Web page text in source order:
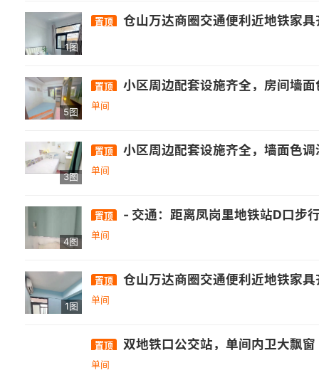
1图
置顶 仓山万达商圈交通便利近地铁家具
5图
置顶 小区周边配套设施齐全，房间墙面色调温馨
单间
3图
置顶 小区周边配套设施齐全，墙面色调温馨，干
单间
4图
置顶 - 交通：距离凤岗里地铁站D口步行340米 。 - 医疗：附近有福建省福州肺科医院、福州东南眼科医院(金山新院)、福建省立
单间
1图
置顶 仓山万达商圈交通便利近地铁家
单间
置顶 双地铁口公交站，单间内卫大飘窗
单间